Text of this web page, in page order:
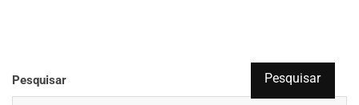
Pesquisar Pesquisar